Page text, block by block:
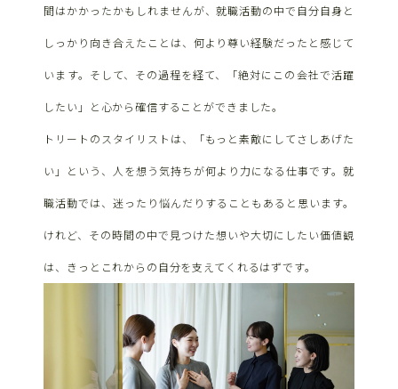
間はかかったかもしれませんが、就職活動の中で自分自身と
しっかり向き合えたことは、何より尊い経験だったと感じて
います。そして、その過程を経て、「絶対にこの会社で活躍
したい」と心から確信することができました。
トリートのスタイリストは、「もっと素敵にしてさしあげた
い」という、人を想う気持ちが何より力になる仕事です。就
職活動では、迷ったり悩んだりすることもあると思います。
けれど、その時間の中で見つけた想いや大切にしたい価値観
は、きっとこれからの自分を支えてくれるはずです。